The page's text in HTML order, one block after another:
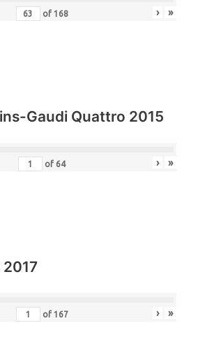
of 168 › »
Gaudi Quattro 2015
of 64 › »
of 167 › »